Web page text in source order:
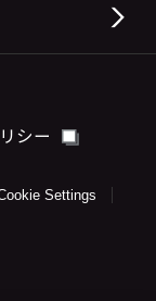
シー
Settings